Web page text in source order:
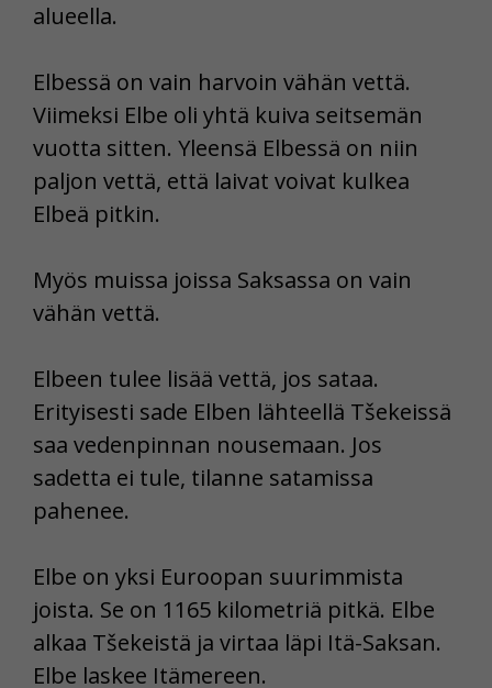
alueella.
Elbessä on vain harvoin vähän vettä.
Viimeksi Elbe oli yhtä kuiva seitsemän
vuotta sitten. Yleensä Elbessä on niin
paljon vettä, että laivat voivat kulkea
Elbeä pitkin.
Myös muissa joissa Saksassa on vain
vähän vettä.
Elbeen tulee lisää vettä, jos sataa.
Erityisesti sade Elben lähteellä Tšekeissä
saa vedenpinnan nousemaan. Jos
sadetta ei tule, tilanne satamissa
pahenee.
Elbe on yksi Euroopan suurimmista
joista. Se on 1165 kilometriä pitkä. Elbe
alkaa Tšekeistä ja virtaa läpi Itä-Saksan.
Elbe laskee Itämereen.